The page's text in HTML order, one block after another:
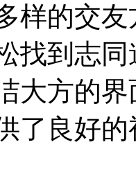
样的交
找到志
大方的
了良好